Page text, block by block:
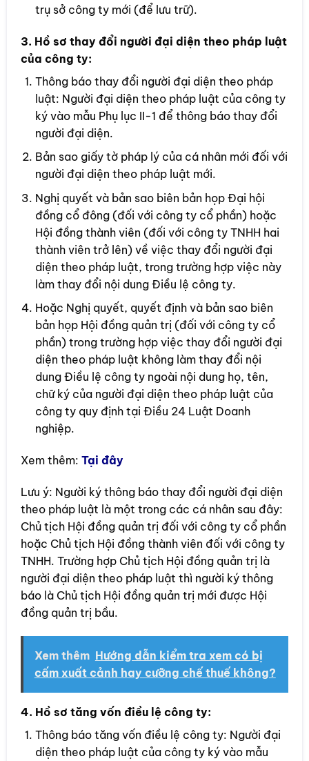
trụ sở công ty mới (để lưu trữ).
3. Hồ sơ thay đổi người đại diện theo pháp luật
của công ty:
Thông báo thay đổi người đại diện theo pháp
luật: Người đại diện theo pháp luật của công ty
ký vào mẫu Phụ lục II-1 để thông báo thay đổi
người đại diện.
Bản sao giấy tờ pháp lý của cá nhân mới đối với
người đại diện theo pháp luật mới.
Nghị quyết và bản sao biên bản họp Đại hội
đồng cổ đông (đối với công ty cổ phần) hoặc
Hội đồng thành viên (đối với công ty TNHH hai
thành viên trở lên) về việc thay đổi người đại
diện theo pháp luật, trong trường hợp việc này
làm thay đổi nội dung Điều lệ công ty.
Hoặc Nghị quyết, quyết định và bản sao biên
bản họp Hội đồng quản trị (đối với công ty cổ
phần) trong trường hợp việc thay đổi người đại
diện theo pháp luật không làm thay đổi nội
dung Điều lệ công ty ngoài nội dung họ, tên,
chữ ký của người đại diện theo pháp luật của
công ty quy định tại Điều 24 Luật Doanh
nghiệp.
Xem thêm: Tại đây
Lưu ý: Người ký thông báo thay đổi người đại diện
theo pháp luật là một trong các cá nhân sau đây:
Chủ tịch Hội đồng quản trị đối với công ty cổ phần
hoặc Chủ tịch Hội đồng thành viên đối với công ty
TNHH. Trường hợp Chủ tịch Hội đồng quản trị là
người đại diện theo pháp luật thì người ký thông
báo là Chủ tịch Hội đồng quản trị mới được Hội
đồng quản trị bầu.
Xem thêm Hướng dẫn kiểm tra xem có bị
cấm xuất cảnh hay cưỡng chế thuế không?
4. Hồ sơ tăng vốn điều lệ công ty:
Thông báo tăng vốn điều lệ công ty: Người đại
diện theo pháp luật của công ty ký vào mẫu